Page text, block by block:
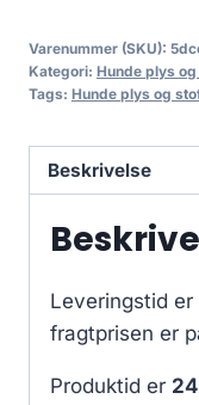
Varenummer (SKU):
Kategori: Hunde plys
Tags: Hunde plys og
Beskrivelse
Leveringstid er
fragtprisen er
Produktid er